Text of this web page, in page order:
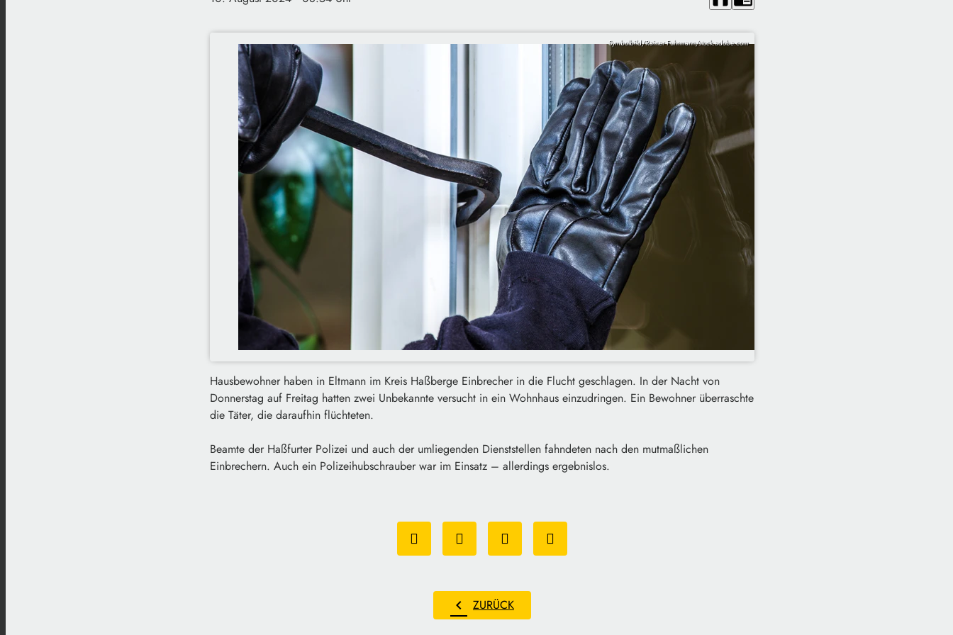
Symbolbild/Rainer Fuhrmann/stock.adobe.com
Hausbewohner haben in Eltmann im Kreis Haßberge Einbrecher in die Flucht geschlagen. In der Nacht von
Donnerstag auf Freitag hatten zwei Unbekannte versucht in ein Wohnhaus einzudringen. Ein Bewohner überraschte
die Täter, die daraufhin flüchteten.
Beamte der Haßfurter Polizei und auch der umliegenden Dienststellen fahndeten nach den mutmaßlichen
Einbrechern. Auch ein Polizeihubschrauber war im Einsatz – allerdings ergebnislos.
chevron_left ZURÜCK